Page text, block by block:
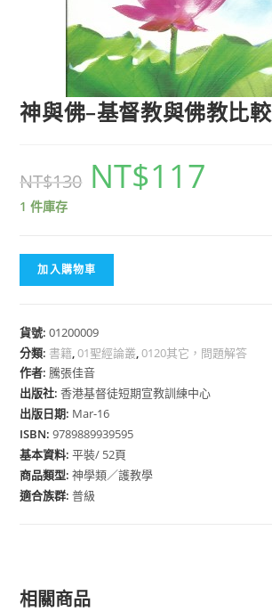
神與佛–基督教與佛教比較
NT$130 NT$117
1 件庫存
加入購物車
貨號:01200009
分類: 書籍,01聖經論叢,0120其它，問題解答
作者:騰張佳音
出版社:香港基督徒短期宣教訓練中心
出版日期: Mar-16
ISBN:9789889939595
基本資料:平裝/ 52頁
商品類型:神學類／護教學
適合族群:普級
相關商品